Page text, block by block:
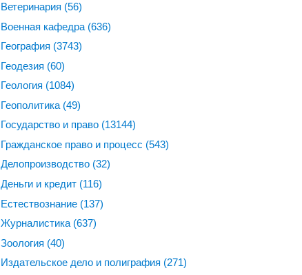
Ветеринария (56)
Военная кафедра (636)
География (3743)
Геодезия (60)
Геология (1084)
Геополитика (49)
Государство и право (13144)
Гражданское право и процесс (543)
Делопроизводство (32)
Деньги и кредит (116)
Естествознание (137)
Журналистика (637)
Зоология (40)
Издательское дело и полиграфия (271)